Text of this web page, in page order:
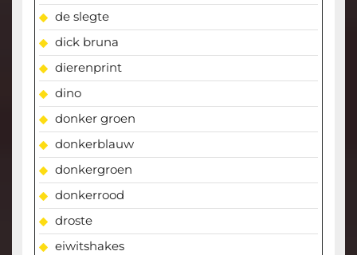
de slegte
dick bruna
dierenprint
dino
donker groen
donkerblauw
donkergroen
donkerrood
droste
eiwitshakes